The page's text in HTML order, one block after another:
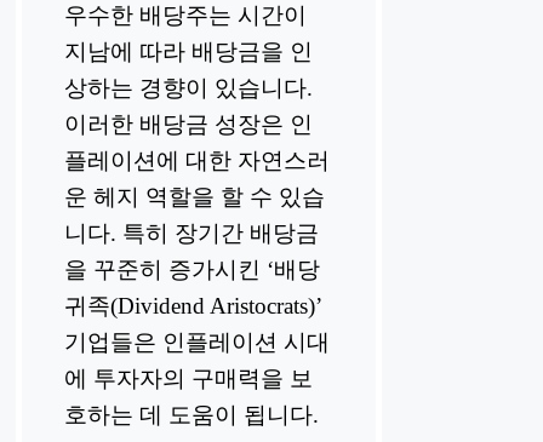
우수한 배당주는 시간이
지남에 따라 배당금을 인
상하는 경향이 있습니다.
이러한 배당금 성장은 인
플레이션에 대한 자연스러
운 헤지 역할을 할 수 있습
니다. 특히 장기간 배당금
을 꾸준히 증가시킨 ‘배당
귀족(Dividend Aristocrats)’
기업들은 인플레이션 시대
에 투자자의 구매력을 보
호하는 데 도움이 됩니다.